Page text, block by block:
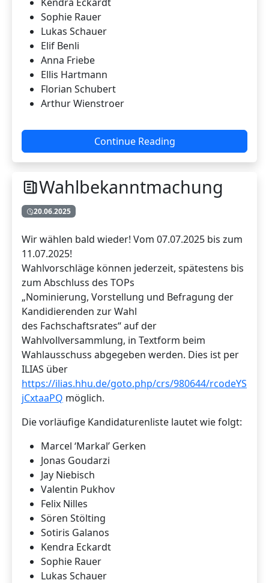
Sophie Rauer
Lukas Schauer
Elif Benli
Anna Friebe
Ellis Hartmann
Florian Schubert
Arthur Wienstroer
Continue Reading
Wahlbekanntmachung
20.06.2025
Wir wählen bald wieder! Vom 07.07.2025 bis zum
11.07.2025!
Wahlvorschläge können jederzeit, spätestens bis
zum Abschluss des TOPs
„Nominierung, Vorstellung und Befragung der
Kandidierenden zur Wahl
des Fachschaftsrates“ auf der
Wahlvollversammlung, in Textform beim
Wahlausschuss abgegeben werden. Dies ist per
ILIAS über
https://ilias.hhu.de/goto.php/crs/980644/rcodeYS
jCxtaaPQ möglich.
Die vorläufige Kandidaturenliste lautet wie folgt:
Marcel ‘Markal’ Gerken
Jonas Goudarzi
Jay Niebisch
Valentin Pukhov
Felix Nilles
Sören Stölting
Sotiris Galanos
Kendra Eckardt
Sophie Rauer
Lukas Schauer